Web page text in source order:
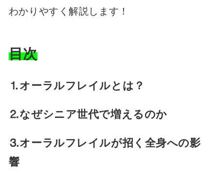
わかりやすく解説します！
目次
⒈オーラルフレイルとは？
⒉なぜシニア世代で増えるのか
⒊オーラルフレイルが招く全身への影
響